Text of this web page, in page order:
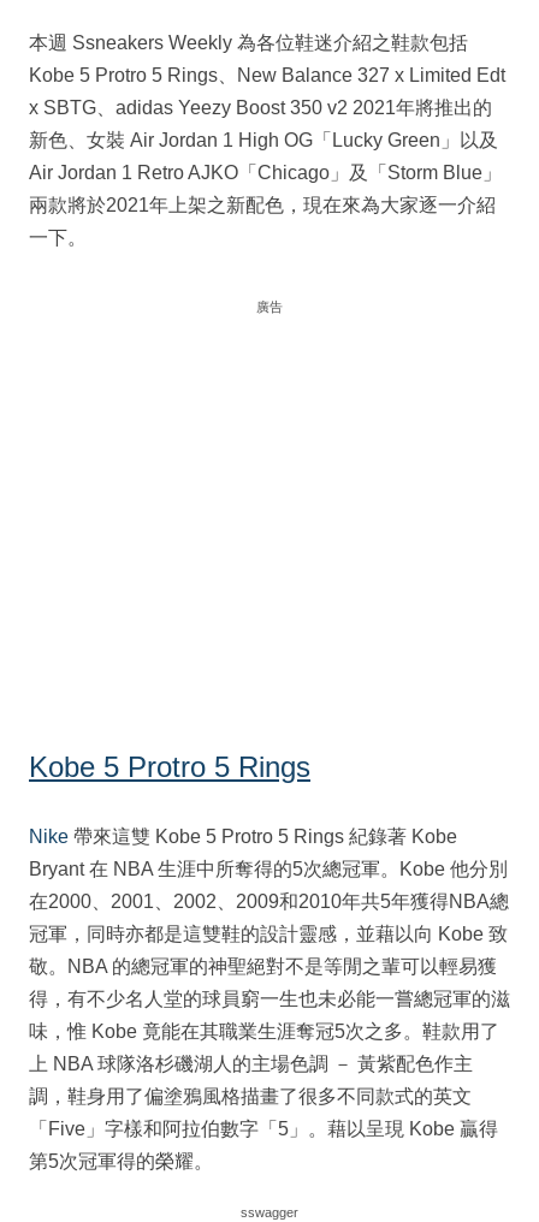
本週 Ssneakers Weekly 為各位鞋迷介紹之鞋款包括
Kobe 5 Protro 5 Rings、New Balance 327 x Limited Edt
x SBTG、adidas Yeezy Boost 350 v2 2021年將推出的
新色、女裝 Air Jordan 1 High OG「Lucky Green」以及
Air Jordan 1 Retro AJKO「Chicago」及「Storm Blue」
兩款將於2021年上架之新配色，現在來為大家逐一介紹
一下。
廣告
Kobe 5 Protro 5 Rings
Nike 帶來這雙 Kobe 5 Protro 5 Rings 紀錄著 Kobe
Bryant 在 NBA 生涯中所奪得的5次總冠軍。Kobe 他分別
在2000、2001、2002、2009和2010年共5年獲得NBA總
冠軍，同時亦都是這雙鞋的設計靈感，並藉以向 Kobe 致
敬。NBA 的總冠軍的神聖絕對不是等閒之輩可以輕易獲
得，有不少名人堂的球員窮一生也未必能一嘗總冠軍的滋
味，惟 Kobe 竟能在其職業生涯奪冠5次之多。鞋款用了
上 NBA 球隊洛杉磯湖人的主場色調 － 黃紫配色作主
調，鞋身用了偏塗鴉風格描畫了很多不同款式的英文
「Five」字樣和阿拉伯數字「5」。藉以呈現 Kobe 贏得
第5次冠軍得的榮耀。
sswagger